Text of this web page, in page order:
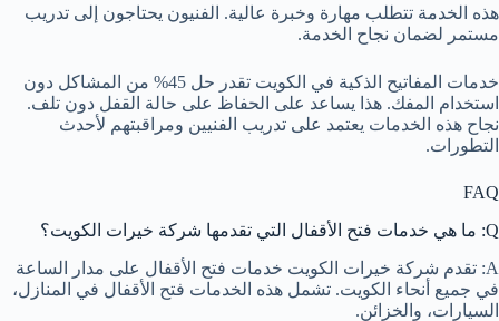
هذه الخدمة تتطلب مهارة وخبرة عالية. الفنيون يحتاجون إلى تدريب
مستمر لضمان نجاح الخدمة.
خدمات المفاتيح الذكية في الكويت تقدر حل 45% من المشاكل دون
استخدام المفك. هذا يساعد على الحفاظ على حالة القفل دون تلف.
نجاح هذه الخدمات يعتمد على تدريب الفنيين ومراقبتهم لأحدث
التطورات.
FAQ
Q: ما هي خدمات فتح الأقفال التي تقدمها شركة خيرات الكويت؟
A: تقدم شركة خيرات الكويت خدمات فتح الأقفال على مدار الساعة
في جميع أنحاء الكويت. تشمل هذه الخدمات فتح الأقفال في المنازل،
السيارات، والخزائن.